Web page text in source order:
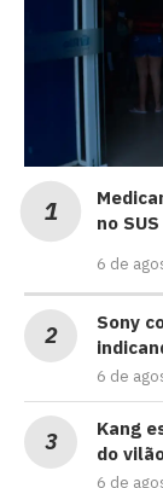
no
6 de
Sony
6 de
Kang
do
6 de